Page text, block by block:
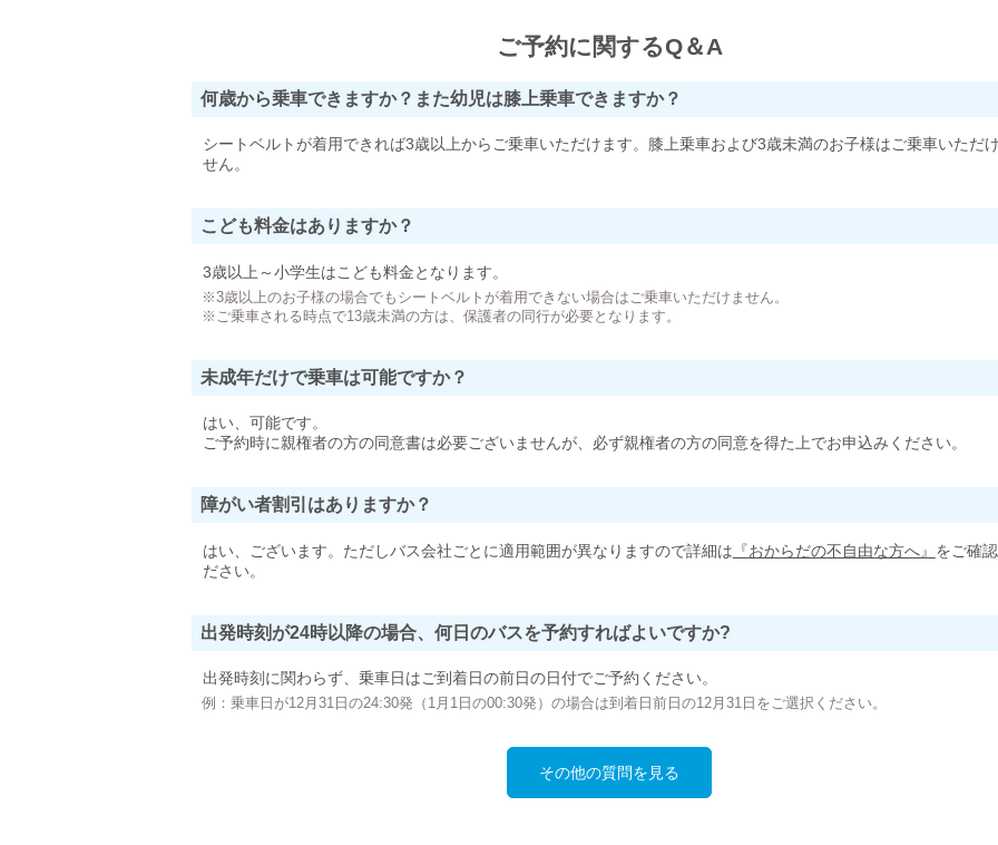
ご予約に関するQ＆A
何歳から乗車できますか？また幼児は膝上乗車できますか？
シートベルトが着用できれば3歳以上からご乗車いただけます。膝上乗車および3歳未満のお子様はご乗車いただ
せん。
こども料金はありますか？
3歳以上～小学生はこども料金となります。
※3歳以上のお子様の場合でもシートベルトが着用できない場合はご乗車いただけません。
※ご乗車される時点で13歳未満の方は、保護者の同行が必要となります。
未成年だけで乗車は可能ですか？
はい、可能です。
ご予約時に親権者の方の同意書は必要ございませんが、必ず親権者の方の同意を得た上でお申込みください。
障がい者割引はありますか？
はい、ございます。ただしバス会社ごとに適用範囲が異なりますので詳細は 『おからだの不自由な方へ』 をご確
ださい。
出発時刻が24時以降の場合、何日のバスを予約すればよいですか?
出発時刻に関わらず、乗車日はご到着日の前日の日付でご予約ください。
例：乗車日が12月31日の24:30発（1月1日の00:30発）の場合は到着日前日の12月31日をご選択ください。
その他の質問を見る